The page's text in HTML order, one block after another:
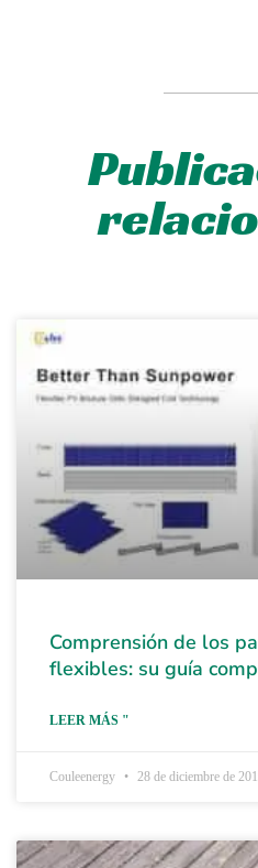
Comprensión de los
flexibles: su guía
LEER MÁS "
Couleenergy 28 de diciembre de